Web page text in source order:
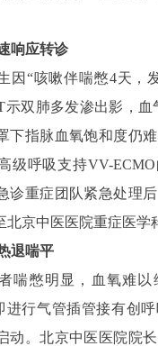
响应转诊
因“咳嗽伴喘憋4天，
示双肺多发渗出影，
下指脉血氧饱和度仍
级呼吸支持VV-
诊重症团队紧急处理
京中医医院重症医学
退喘平
喘憋明显，血氧难以
进行气管插管接有创呼
动。北京中医医院院